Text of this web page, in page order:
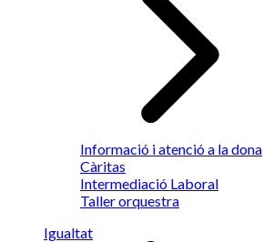
Informació i atenció a la dona
Càritas
Intermediació Laboral
Taller orquestra
Igualtat